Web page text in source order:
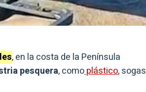
, en la costa de la Península
pesquera, comoplástico, sogas